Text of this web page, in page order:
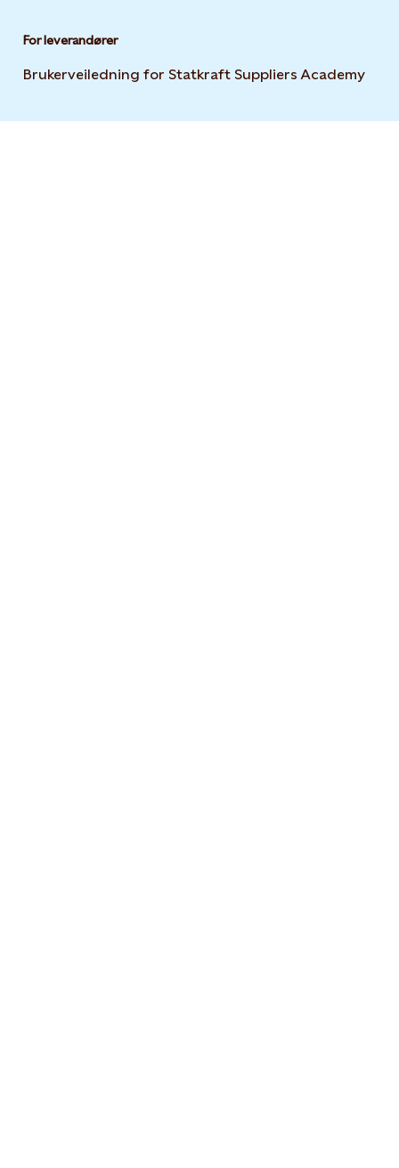
For leverandører
Brukerveiledning for Statkraft Suppliers Academy